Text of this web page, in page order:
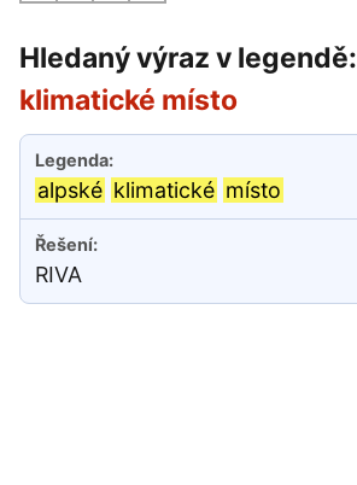
Hledaný výraz v legendě:
klimatické místo
alpské klimatické místo
RIVA